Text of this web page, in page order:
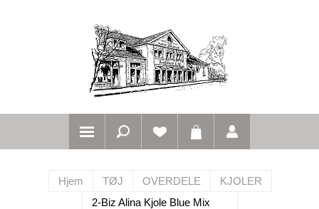
Hjem TØJ OVERDELE
KJOLER
2-Biz Alina Kjole Blue Mix